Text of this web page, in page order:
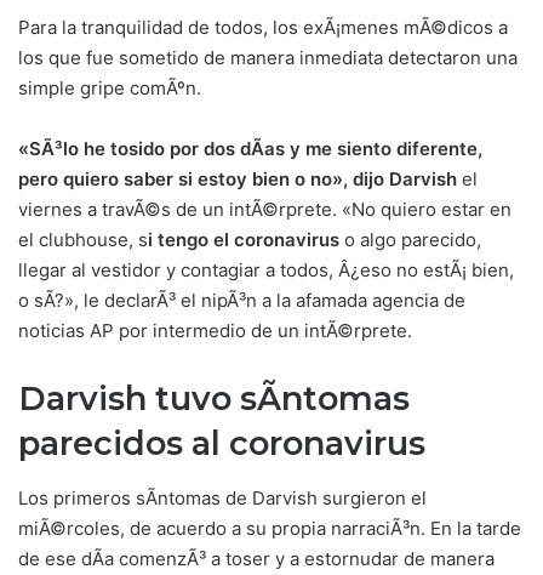
Para la tranquilidad de todos, los exÃ¡menes mÃ©dicos a
los que fue sometido de manera inmediata detectaron una
simple gripe comÃºn.
«SÃ³lo he tosido por dos dÃ­as y me siento diferente,
pero quiero saber si estoy bien o no», dijo Darvish el
viernes a travÃ©s de un intÃ©rprete. «No quiero estar en
el clubhouse, si tengo el coronavirus o algo parecido,
llegar al vestidor y contagiar a todos, Â¿eso no estÃ¡ bien,
o sÃ­?», le declarÃ³ el nipÃ³n a la afamada agencia de
noticias AP por intermedio de un intÃ©rprete.
Darvish tuvo sÃ­ntomas
parecidos al coronavirus
Los primeros sÃ­ntomas de Darvish surgieron el
miÃ©rcoles, de acuerdo a su propia narraciÃ³n. En la tarde
de ese dÃ­a comenzÃ³ a toser y a estornudar de manera